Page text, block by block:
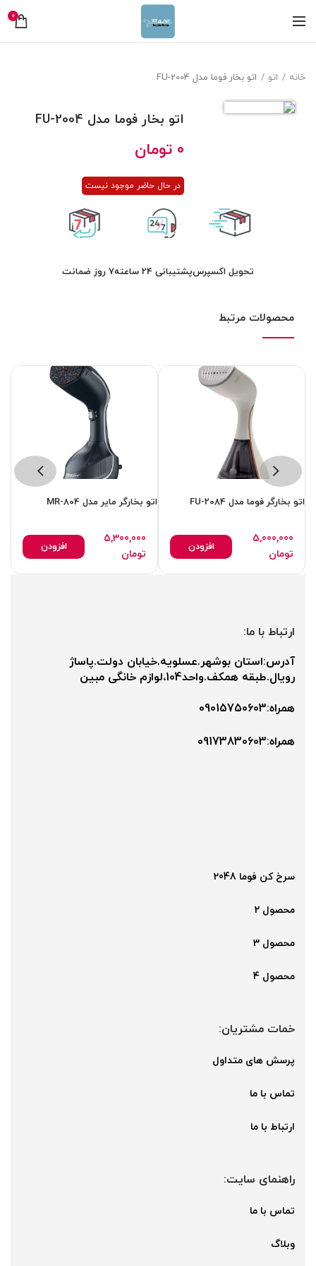
0
خانه اتو اتو بخار فوما مدل FU-2004
اتو بخار فوما مدل FU-2004
0 تومان
در حال حاضر موجود نیست
تحویل اکسپرسپشتیبانی 24 ساعته 7 روز ضمانت
محصولات مرتبط
اتو بخارگر فوما مدل FU-2084
5,000,000
تومان
افزودن
اتو بخارگر مایر مدل MR-804
5,300,000
تومان
افزودن
ارتباط با ما:
آدرس:استان بوشهر.عسلویه.خیابان دولت.پاساژ
رویال.طبقه همکف.واحد104،لوازم خانگی مبین
همراه:09015750603
همراه:۰9173830603
سرخ کن فوما 2048
محصول 2
محصول 3
محصول 4
خمات مشتریان:
پرسش های متداول
تماس با ما
ارتباط با ما
راهنمای سایت:
تماس با ما
وبلاگ